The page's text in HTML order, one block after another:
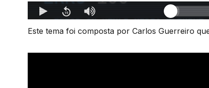
Este tema foi composta por Carlos Guerreiro